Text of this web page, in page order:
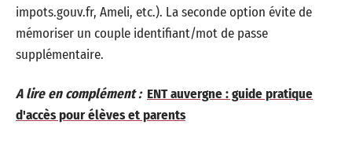
impots.gouv.fr, Ameli, etc.). La seconde option évite de
mémoriser un couple identifiant/mot de passe
supplémentaire.
A lire en complément : ENT auvergne : guide pratique
d'accès pour élèves et parents